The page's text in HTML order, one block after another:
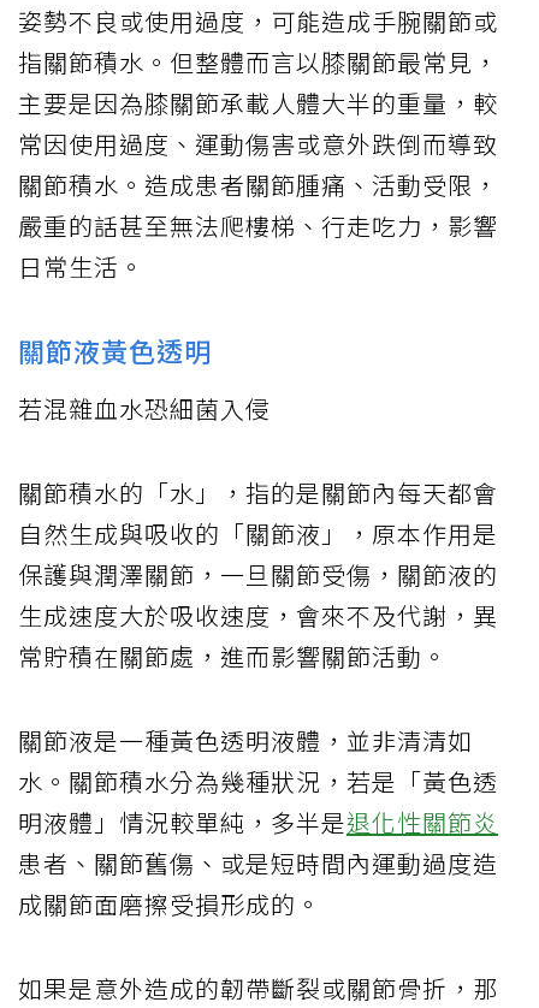
姿勢不良或使用過度，可能造成手腕關節或
指關節積水。但整體而言以膝關節最常見，
主要是因為膝關節承載人體大半的重量，較
常因使用過度、運動傷害或意外跌倒而導致
關節積水。造成患者關節腫痛、活動受限，
嚴重的話甚至無法爬樓梯、行走吃力，影響
日常生活。
關節液黃色透明
若混雜血水恐細菌入侵
關節積水的「水」，指的是關節內每天都會
自然生成與吸收的「關節液」，原本作用是
保護與潤澤關節，一旦關節受傷，關節液的
生成速度大於吸收速度，會來不及代謝，異
常貯積在關節處，進而影響關節活動。
關節液是一種黃色透明液體，並非清清如
水。關節積水分為幾種狀況，若是「黃色透
明液體」情況較單純，多半是退化性關節炎
患者、關節舊傷、或是短時間內運動過度造
成關節面磨擦受損形成的。
如果是意外造成的韌帶斷裂或關節骨折，那